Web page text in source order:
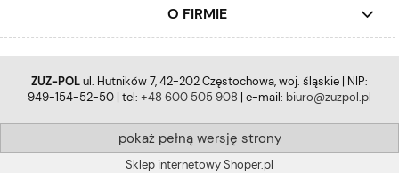
O FIRMIE
ZUZ-POLul. Hutników 7, 42-202 Częstochowa, woj. śląskie | NIP:
949-154-52-50 | tel: +48 600 505 908 | e-mail: biuro@zuzpol.pl
pokaż pełną wersję strony
Sklep internetowy Shoper.pl